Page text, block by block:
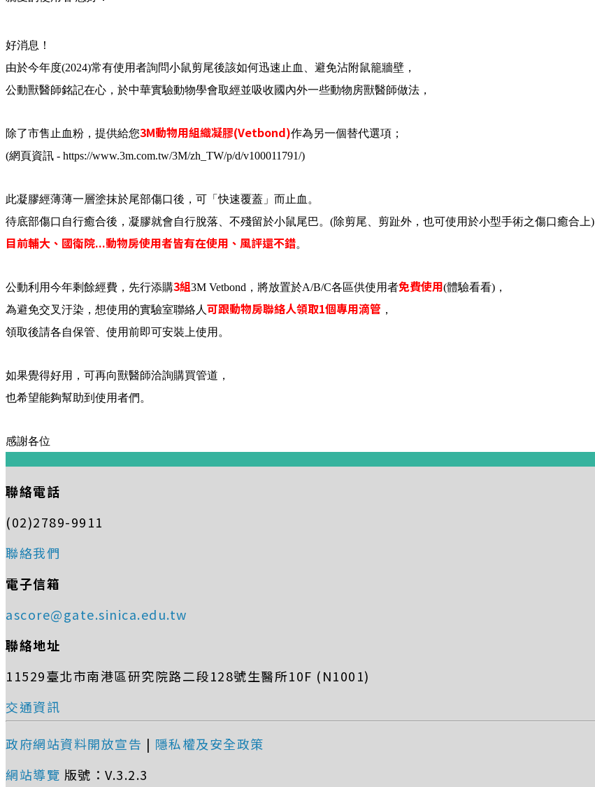
好消息！
由於今年度(2024)常有使用者詢問小鼠剪尾後該如何迅速止血、避免沾附鼠籠牆壁，
公動獸醫師銘記在心，於中華實驗動物學會取經並吸收國內外一些動物房獸醫師做法，
除了市售止血粉，提供給您3M動物用組織凝膠(Vetbond)作為另一個替代選項；
(網頁資訊 - https://www.3m.com.tw/3M/zh_TW/p/d/v100011791/)
此凝膠經薄薄一層塗抹於尾部傷口後，可「快速覆蓋」而止血。
待底部傷口自行癒合後，凝膠就會自行脫落、不殘留於小鼠尾巴。(除剪尾、剪趾外，也可使用於小型手術之傷口癒合上)
目前輔大、國衛院...動物房使用者皆有在使用、風評還不錯。
公動利用今年剩餘經費，先行添購3組3M Vetbond，將放置於A/B/C各區供使用者免費使用(體驗看看)，
為避免交叉汙染，想使用的實驗室聯絡人 可跟動物房聯絡人領取1個專用滴管 ，
領取後請各自保管、使用前即可安裝上使用。
如果覺得好用，可再向獸醫師洽詢購買管道，
也希望能夠幫助到使用者們。
感謝各位
聯絡電話
(02)2789-9911
聯絡我們
電子信箱
ascore@gate.sinica.edu.tw
聯絡地址
11529臺北市南港區研究院路二段128號生醫所10F (N1001)
交通資訊
政府網站資料開放宣告 | 隱私權及安全政策
網站導覽 版號：V.3.2.3